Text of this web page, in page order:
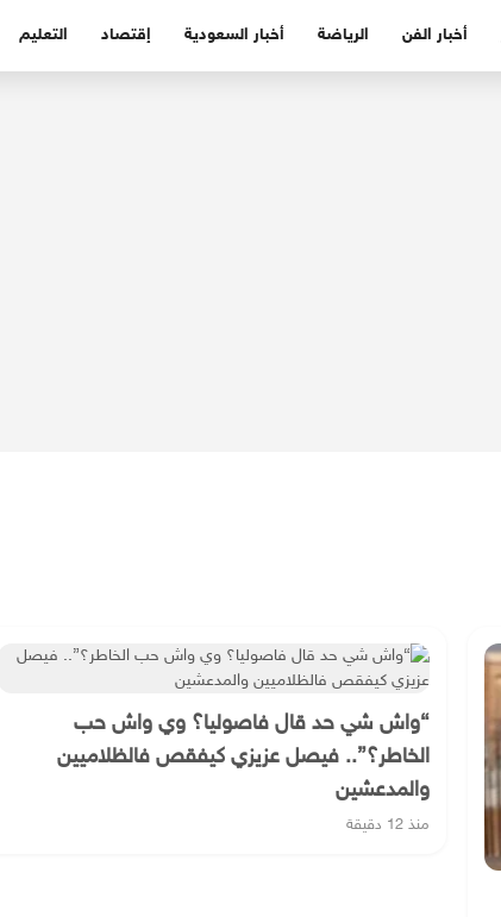
أخبار الفن الرياضة أخبار السعودية إقتصاد التعليم
“واش شي حد قال فاصوليا؟ وي واش حب
الخاطر؟”.. فيصل عزيزي كيفقص فالظلاميين
والمدعشين
منذ 12 دقيقة